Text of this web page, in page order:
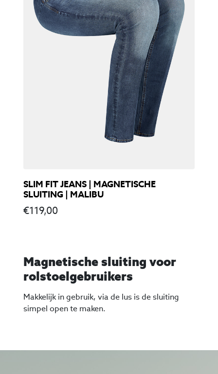
SLIM FIT JEANS | MAGNETISCHE
SLUITING | MALIBU
€119,00
Magnetische sluiting voor
rolstoelgebruikers
Makkelijk in gebruik, via de lus is de sluiting
simpel open te maken.